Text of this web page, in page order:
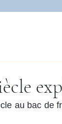
au bac de